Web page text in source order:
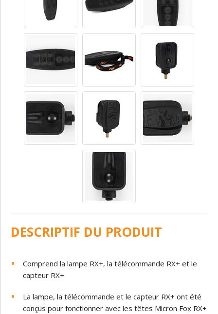
DESCRIPTIF DU PRODUIT
Comprend lalampe RX+, la télécommande RX+et le
capteur RX+
La lampe, la télécommande etle capteur RX+ont été
conçus pour fonctionner avec les têtes Micron Fox RX+